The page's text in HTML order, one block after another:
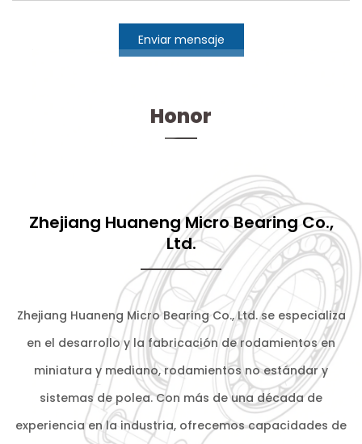
Enviar mensaje
Honor
Zhejiang Huaneng Micro Bearing Co.,
Ltd.
Zhejiang Huaneng Micro Bearing Co., Ltd. se especializa
en el desarrollo y la fabricación de rodamientos en
miniatura y mediano, rodamientos no estándar y
sistemas de polea. Con más de una década de
experiencia en la industria, ofrecemos capacidades de